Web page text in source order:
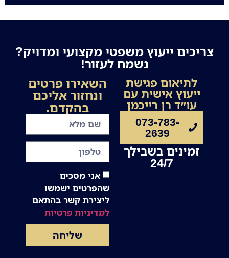
צריכים ייעוץ משפטי מקצועי ומדויק?
נשמח לעזור!
לתיאום פגישת
ייעוץ אישית עם
עו״ד רן רייכמן
073-783-
2639
זמינים בשבילך
24/7
השאירו פרטים
ונחזור אליכם
בהקדם.
אני מסכים
שהפרטים ישמשו
ליצירת קשר בהתאם
למדיניות פרטיות
שליחה